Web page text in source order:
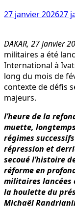
27 janvier 202627
DAKAR, 27 janvier
militaires a été
International à
long du mois de
contexte de défis
majeurs.
l’heure de la
muette,
régimes
répression et
secoué l’histoire
réforme en
militaires lancées
la houlette du
Michaël